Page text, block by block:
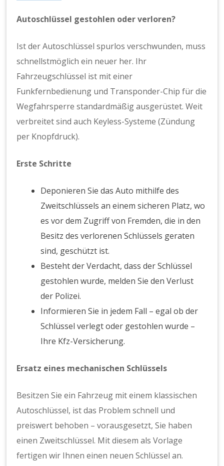
Autoschlüssel gestohlen oder verloren?
Ist der Autoschlüssel spurlos verschwunden, muss
schnellstmöglich ein neuer her. Ihr
Fahrzeugschlüssel ist mit einer
Funkfernbedienung und Transponder-Chip für die
Wegfahrsperre standardmäßig ausgerüstet. Weit
verbreitet sind auch Keyless-Systeme (Zündung
per Knopfdruck).
Erste Schritte
Deponieren Sie das Auto mithilfe des
Zweitschlüssels an einem sicheren Platz, wo
es vor dem Zugriff von Fremden, die in den
Besitz des verlorenen Schlüssels geraten
sind, geschützt ist.
Besteht der Verdacht, dass der Schlüssel
gestohlen wurde, melden Sie den Verlust
der Polizei.
Informieren Sie in jedem Fall – egal ob der
Schlüssel verlegt oder gestohlen wurde –
Ihre Kfz-Versicherung.
Ersatz eines mechanischen Schlüssels
Besitzen Sie ein Fahrzeug mit einem klassischen
Autoschlüssel, ist das Problem schnell und
preiswert behoben – vorausgesetzt, Sie haben
einen Zweitschlüssel. Mit diesem als Vorlage
fertigen wir Ihnen einen neuen Schlüssel an.